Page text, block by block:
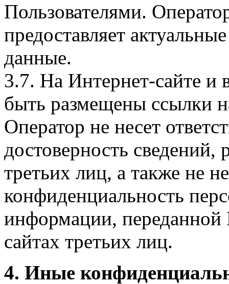
Пользователями.
предоставляет
данные.
3.7. На Интернет-сайте
быть размещены ссылки
Оператор не несет
достоверность
третьих лиц, а также не
конфиденциальность
информации, переданной
сайтах третьих лиц.
4. Иные